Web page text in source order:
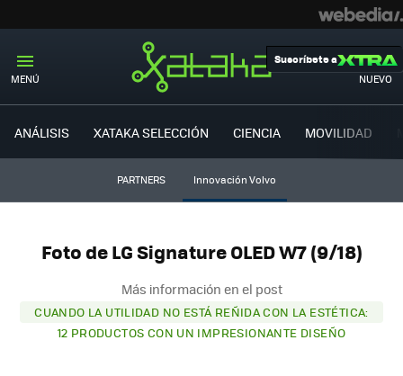
MENÚ NUEVO
Suscríbete a
ANÁLISIS XATAKA SELECCIÓN CIENCIA MOVILIDAD
PARTNERS Innovación Volvo
Foto de LG Signature OLED W7 (9/18)
Más información en el post
CUANDO LA UTILIDAD NO ESTÁ REÑIDA CON LA ESTÉTICA:
12 PRODUCTOS CON UN IMPRESIONANTE DISEÑO